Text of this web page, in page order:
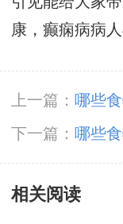
康，癫痫病病
上一篇： 哪些
下一篇： 哪些
相关阅读